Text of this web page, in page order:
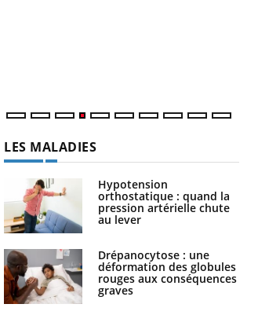
LES MALADIES
Hypotension
orthostatique : quand la
pression artérielle chute
au lever
Drépanocytose : une
déformation des globules
rouges aux conséquences
graves